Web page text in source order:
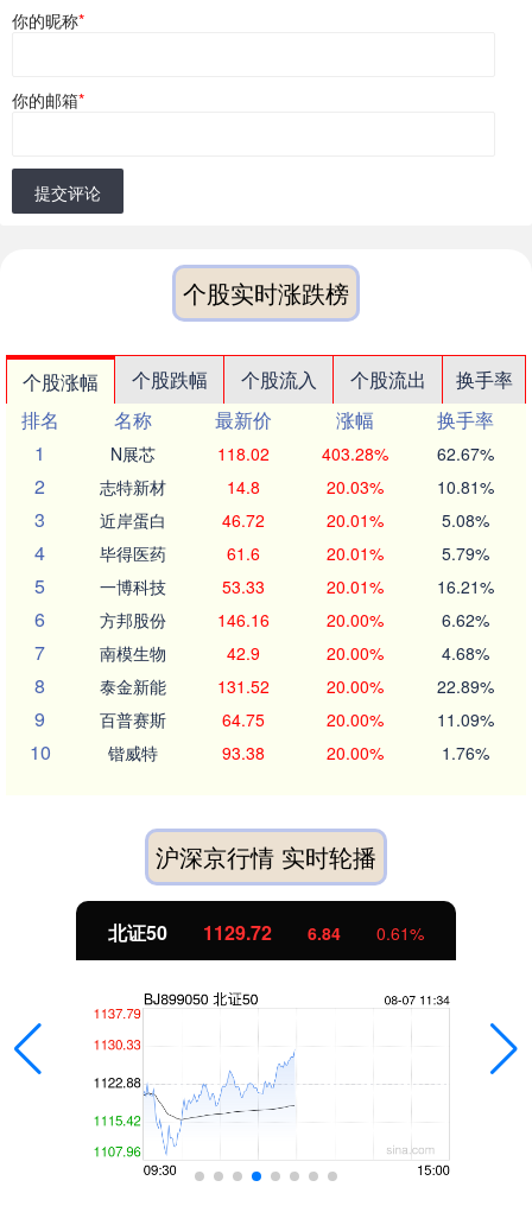
你的昵称*
你的邮箱*
提交评论
个股实时涨跌榜
个股涨幅 个股跌幅 个股流入 个股流出
换手率
排名
名称 最新价 涨幅
换手率
1
N展芯 118.02 403.28% 62.67%
2 志特新材 14.8 20.03% 10.81%
3 近岸蛋白 46.72 20.01% 5.08%
4 毕得医药 61.6 20.01% 5.79%
5 一博科技 53.33 20.01% 16.21%
6 方邦股份 146.16 20.00% 6.62%
7 南模生物 42.9 20.00% 4.68%
8 泰金新能 131.52 20.00% 22.89%
9 百普赛斯 64.75 20.00% 11.09%
10 锴威特 93.38 20.00% 1.76%
沪深京行情 实时轮播
北证50 1129.72 6.84 0.61%